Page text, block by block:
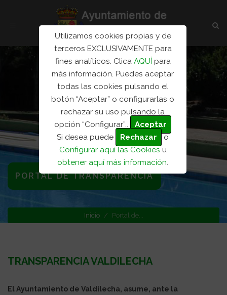
Utilizamos cookies propias y de
terceros EXCLUSIVAMENTE para
fines analíticos. Clica AQUÍ para
más información. Puedes aceptar
todas las cookies pulsando el
botón “Aceptar” o configurarlas o
rechazar su uso pulsando la
opción “Configurar”..
Aceptar
Si desea puede
Rechazar
o
Configurar aquí las Cookies u
obtener aquí más información.
PORTAL DE TRANSPARENCIA
Inicio Portal de...
TRANSPARENCIA VALDILECHA
El Ayuntamiento de Valdilecha, asume, ante la